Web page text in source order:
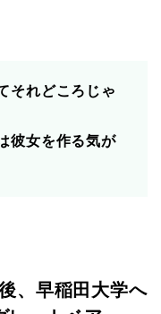
それどころじゃ
彼女を作る気が
、早稲田大学へ